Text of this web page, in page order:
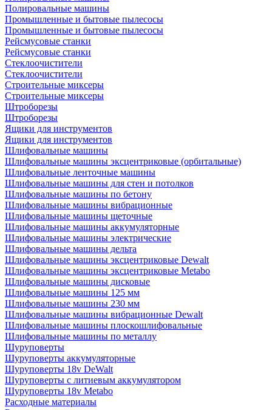
Полировальные машины
Промышленные и бытовые пылесосы
Промышленные и бытовые пылесосы
Рейсмусовые станки
Рейсмусовые станки
Стеклоочистители
Стеклоочистители
Строительные миксеры
Строительные миксеры
Штроборезы
Штроборезы
Ящики для инструментов
Ящики для инструментов
Шлифовальные машины
Шлифовальные машины эксцентриковые (орбитальные)
Шлифовальные ленточные машины
Шлифовальные машины для стен и потолков
Шлифовальные машины по бетону
Шлифовальные машины вибрационные
Шлифовальные машины щеточные
Шлифовальные машины аккумуляторные
Шлифовальные машины электрические
Шлифовальные машины дельта
Шлифовальные машины эксцентриковые Dewalt
Шлифовальные машины эксцентриковые Metabo
Шлифовальные машины дисковые
Шлифовальные машины 125 мм
Шлифовальные машины 230 мм
Шлифовальные машины вибрационные Dewalt
Шлифовальные машины плоскошлифовальные
Шлифовальные машины по металлу
Шуруповерты
Шуруповерты аккумуляторные
Шуруповерты 18v DeWalt
Шуруповерты с литиевым аккумулятором
Шуруповерты 18v Metabo
Расходные материалы